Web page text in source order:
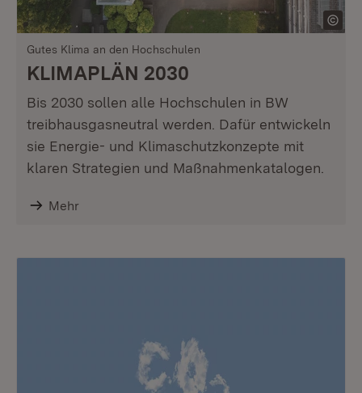
Gutes Klima an den Hochschulen
KLIMAPLÄN 2030
Bis 2030 sollen alle Hochschulen in BW
treibhausgasneutral werden. Dafür entwickeln
sie Energie- und Klimaschutzkonzepte mit
klaren Strategien und Maßnahmenkatalogen.
Mehr